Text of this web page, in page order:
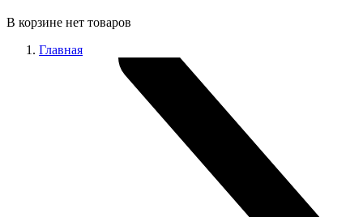
В корзине нет товаров
Главная